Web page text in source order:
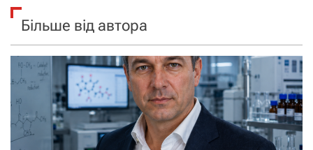
Більше від автора